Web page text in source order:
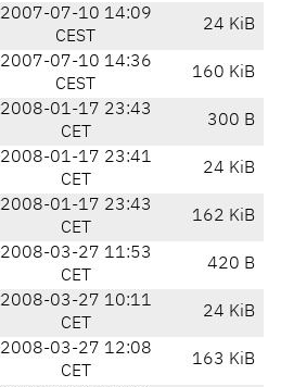
2007-07-10 14:09
CEST
24 KiB
2007-07-10 14:36
CEST
160 KiB
2008-01-17 23:43
CET
300 B
2008-01-17 23:41
CET
24 KiB
2008-01-17 23:43
CET
162 KiB
2008-03-27 11:53
CET
420 B
2008-03-27 10:11
CET
24 KiB
2008-03-27 12:08
CET
163 KiB